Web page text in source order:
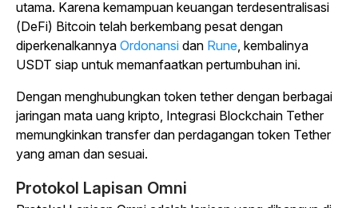
utama. Karena kemampuan keuangan terdesentralisasi
(DeFi) Bitcoin telah berkembang pesat dengan
diperkenalkannya Ordonansi dan Rune, kembalinya
USDT siap untuk memanfaatkan pertumbuhan ini.
Dengan menghubungkan token tether dengan berbagai
jaringan mata uang kripto, Integrasi Blockchain Tether
memungkinkan transfer dan perdagangan token Tether
yang aman dan sesuai.
Protokol Lapisan Omni